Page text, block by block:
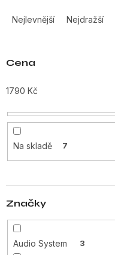
a
n
í
r
o
d
u
t
Nejlevnější Nejdražší
Cena
1790 Kč
Na skladě 7
Značky
Audio System 3